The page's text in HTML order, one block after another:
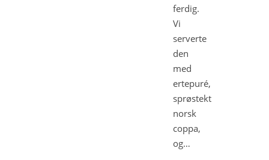
ferdig.
Vi
serverte
den
med
ertepuré,
sprøstekt
norsk
coppa,
og…